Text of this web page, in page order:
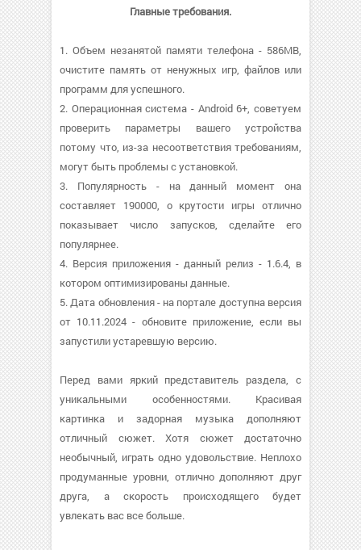
Главные требования.
1. Объем незанятой памяти телефона - 586MB,
очистите память от ненужных игр, файлов или
программ для успешного.
2. Операционная система - Android 6+, советуем
проверить параметры вашего устройства
потому что, из-за несоответствия требованиям,
могут быть проблемы с установкой.
3. Популярность - на данный момент она
составляет 190000, о крутости игры отлично
показывает число запусков, сделайте его
популярнее.
4. Версия приложения - данный релиз - 1.6.4, в
котором оптимизированы данные.
5. Дата обновления - на портале доступна версия
от 10.11.2024 - обновите приложение, если вы
запустили устаревшую версию.
Перед вами яркий представитель раздела, с
уникальными особенностями. Красивая
картинка и задорная музыка дополняют
отличный сюжет. Хотя сюжет достаточно
необычный, играть одно удовольствие. Неплохо
продуманные уровни, отлично дополняют друг
друга, а скорость происходящего будет
увлекать вас все больше.